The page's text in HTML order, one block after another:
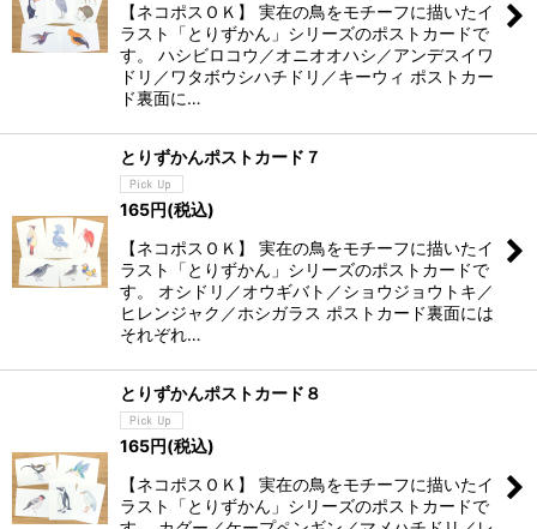
【ネコポスＯＫ】 実在の鳥をモチーフに描いたイ
ラスト「とりずかん」シリーズのポストカードで
す。 ハシビロコウ／オニオオハシ／アンデスイワ
ドリ／ワタボウシハチドリ／キーウィ ポストカー
ド裏面に…
とりずかんポストカード７
165円(税込)
【ネコポスＯＫ】 実在の鳥をモチーフに描いたイ
ラスト「とりずかん」シリーズのポストカードで
す。 オシドリ／オウギバト／ショウジョウトキ／
ヒレンジャク／ホシガラス ポストカード裏面には
それぞれ…
とりずかんポストカード８
165円(税込)
【ネコポスＯＫ】 実在の鳥をモチーフに描いたイ
ラスト「とりずかん」シリーズのポストカードで